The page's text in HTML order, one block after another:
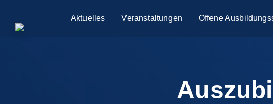
Aktuelles Veranstaltungen Offene